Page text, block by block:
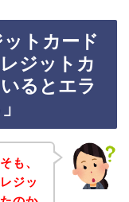
トカード
ジットカ
るとエラ
も、
ジッ